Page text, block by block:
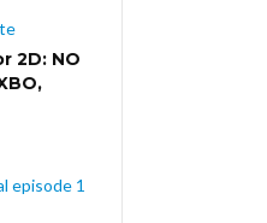
2D: NO